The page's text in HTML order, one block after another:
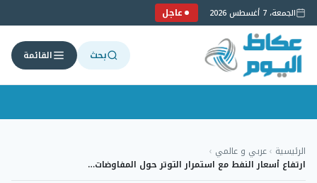
الجمعة، 7 أغسطس 2026 عاجل
بحث القائمة
إلى
المحتوى
الرئيسية ›عربي و عالمي ›
ارتفاع أسعار النفط مع استمرار التوتر حول المفاوضات…